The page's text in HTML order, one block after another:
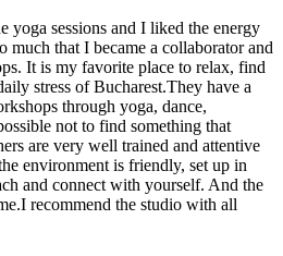
yoga sessions and I liked the energy
much that I became a collaborator and
It is my favorite place to relax, find
stress of Bucharest.They have a
through yoga, dance,
not to find something that
are very well trained and attentive
environment is friendly, set up in
and connect with yourself. And the
recommend the studio with all